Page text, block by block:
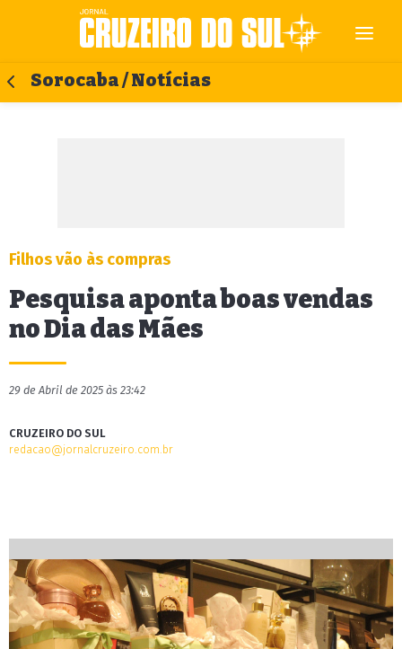
Sorocaba / Notícias
Filhos vão às compras
Pesquisa aponta boas vendas
no Dia das Mães
29 de Abril de 2025 às 23:42
CRUZEIRO DO SUL
redacao@jornalcruzeiro.com.br